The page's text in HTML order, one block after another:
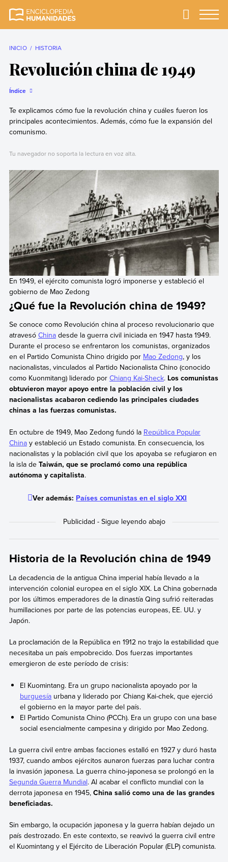
completa y más
Primary
INICIO HISTORIA
Revolución china de 1949
Índice
Te explicamos cómo fue la revolución china y cuáles fueron los
principales acontecimientos. Además, cómo fue la expansión del
comunismo.
Tu navegador no soporta la lectura en voz alta.
En 1949, el ejército comunista logró imponerse y estableció el
gobierno de Mao Zedong
¿Qué fue la Revolución china de 1949?
Se conoce como Revolución china al proceso revolucionario que
atravesó Chinadesde la guerra civil iniciada en 1947 hasta 1949.
Durante el proceso se enfrentaron los comunistas, organizados
en el Partido Comunista Chino drigido por Mao Zedong, y los
nacionalistas, vinculados al Partido Nacionalista Chino (conocido
como Kuonmitang) liderado por Chiang Kai-Sheck. Los comunistas
obtuvieron mayor apoyo entre la población civil y los
nacionalistas acabaron cediendo las principales ciudades
chinas a las fuerzas comunistas.
En octubre de 1949, Mao Zedong fundó la República Popular
Chinay estableció un Estado comunista. En consecuencia, los
nacionalistas y la población civil que los apoyaba se refugiaron en
la isla de Taiwán, que se proclamó como una república
autónoma y capitalista.
Ver además: Países comunistas en el siglo XXI
Historia de la Revolución china de 1949
La decadencia de la antigua China imperial había llevado a la
intervención colonial europea en el siglo XIX. La China gobernada
por los últimos emperadores de la dinastía Qing sufrió reiteradas
humillaciones por parte de las potencias europeas, EE. UU. y
Japón.
La proclamación de la República en 1912 no trajo la estabilidad que
necesitaba un país empobrecido. Dos fuerzas importantes
emergieron de este período de crisis:
El Kuomintang. Era un grupo nacionalista apoyado por la
burguesía urbana y liderado por Chiang Kai-chek, que ejerció
el gobierno en la mayor parte del país.
El Partido Comunista Chino (PCCh). Era un grupo con una base
social esencialmente campesina y dirigido por Mao Zedong.
La guerra civil entre ambas facciones estalló en 1927 y duró hasta
1937, cuando ambos ejércitos aunaron fuerzas para luchar contra
la invasión japonesa. La guerra chino-japonesa se prolongó en la
Segunda Guerra Mundial. Al acabar el conflicto mundial con la
derrota japonesa en 1945, China salió como una de las grandes
beneficiadas.
Sin embargo, la ocupación japonesa y la guerra habían dejado un
país destrozado. En este contexto, se reavivó la guerra civil entre
el Kuomintang y el Ejército de Liberación Popular (ELP) comunista.